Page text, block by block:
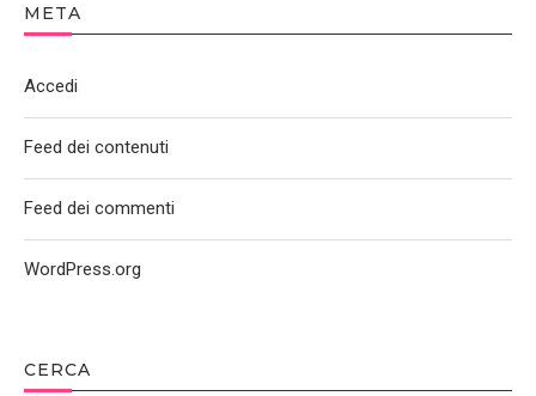
CERCA
META
Accedi
Feed dei contenuti
Feed dei commenti
WordPress.org